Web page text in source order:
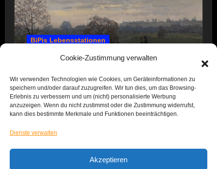
Cookie-Zustimmung verwalten
Wir verwenden Technologien wie Cookies, um Geräteinformationen zu
speichern und/oder darauf zuzugreifen. Wir tun dies, um das Browsing-
Erlebnis zu verbessern und um (nicht) personalisierte Werbung
anzuzeigen. Wenn du nicht zustimmst oder die Zustimmung widerrufst,
kann dies bestimmte Merkmale und Funktionen beeinträchtigen.
Dienste verwalten
Akzeptieren
BiPis Lebensstationen
1857 – 1866: Kindheit und Jugend
Das Leben von BiPi